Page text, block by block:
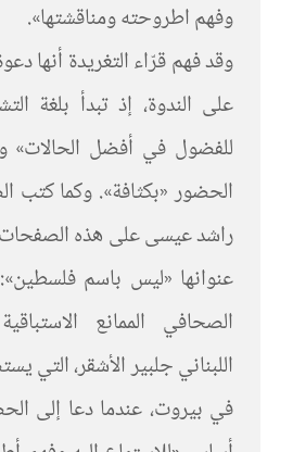
وفهم اطروحته ومناقشتها».
وقد فهم قرّاء التغريدة أنها
على الندوة، إذ تبدأ بلغة
للفضول في أفضل الحالات»
الحضور «بكثافة». وكما كتب
راشد عيسى على هذه
عنوانها «ليس باسم
الصحافي الممانع
اللبناني جلبير الأشقر، التي
في بيروت، عندما دعا إلى